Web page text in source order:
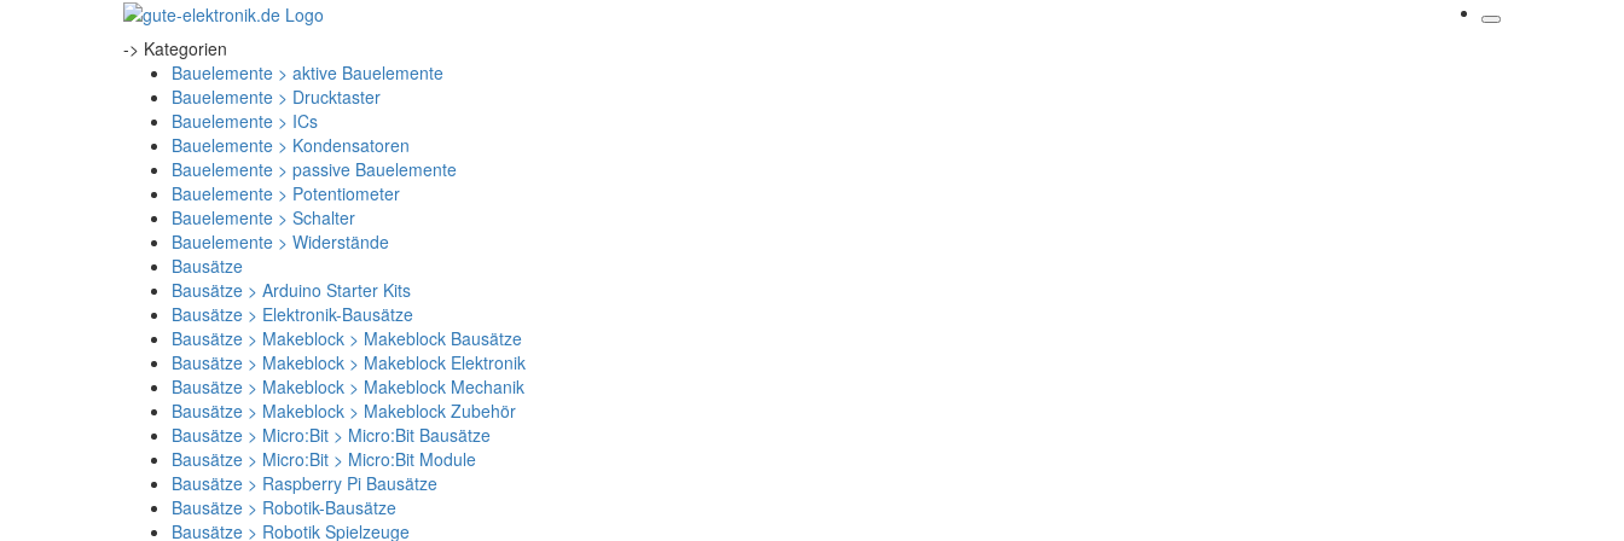
-> Kategorien
Bauelemente > aktive Bauelemente
Bauelemente > Drucktaster
Bauelemente > ICs
Bauelemente > Kondensatoren
Bauelemente > passive Bauelemente
Bauelemente > Potentiometer
Bauelemente > Schalter
Bauelemente > Widerstände
Bausätze
Bausätze > Arduino Starter Kits
Bausätze > Elektronik-Bausätze
Bausätze > Makeblock > Makeblock Bausätze
Bausätze > Makeblock > Makeblock Elektronik
Bausätze > Makeblock > Makeblock Mechanik
Bausätze > Makeblock > Makeblock Zubehör
Bausätze > Micro:Bit > Micro:Bit Bausätze
Bausätze > Micro:Bit > Micro:Bit Module
Bausätze > Raspberry Pi Bausätze
Bausätze > Robotik-Bausätze
Bausätze > Robotik Spielzeuge